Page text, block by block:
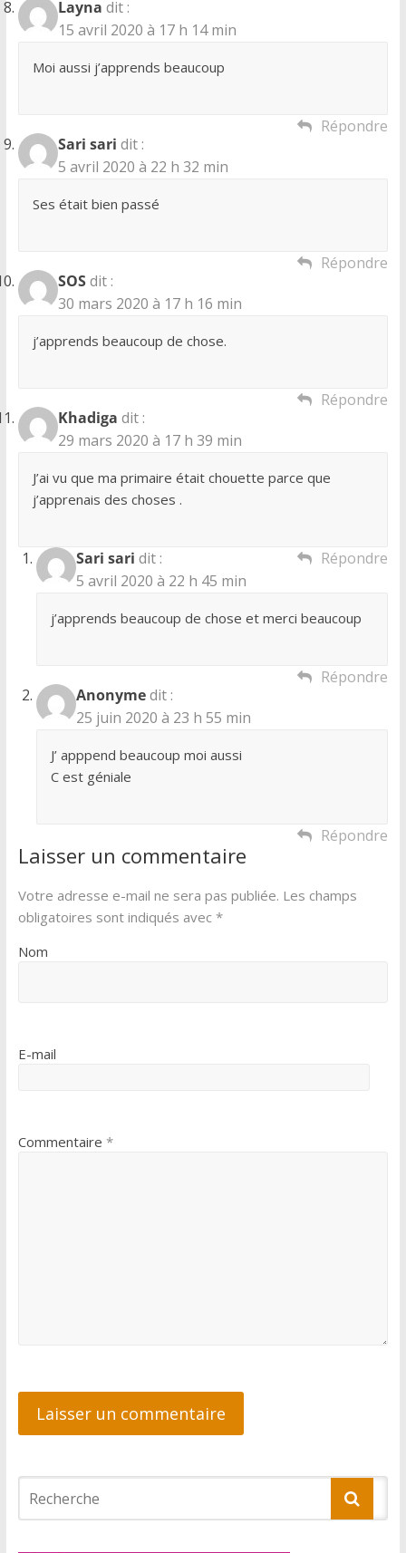
Layna dit :
15 avril 2020 à 17 h 14 min
Moi aussi j’apprends beaucoup
Répondre
Sari sari dit :
5 avril 2020 à 22 h 32 min
Ses était bien passé
Répondre
SOSdit :
30 mars 2020 à 17 h 16 min
j’apprends beaucoup de chose.
Répondre
Khadiga dit :
29 mars 2020 à 17 h 39 min
J’ai vu que ma primaire était chouette parce que
j’apprenais des choses .
Répondre
Sari sari dit :
5 avril 2020 à 22 h 45 min
j’apprends beaucoup de chose et merci beaucoup
Répondre
Anonymedit :
25 juin 2020 à 23 h 55 min
J’ apppend beaucoup moi aussi
C est géniale
Répondre
Laisser un commentaire
Votre adresse e-mail ne sera pas publiée. Les champs
obligatoires sont indiqués avec *
Nom
E-mail
Commentaire *